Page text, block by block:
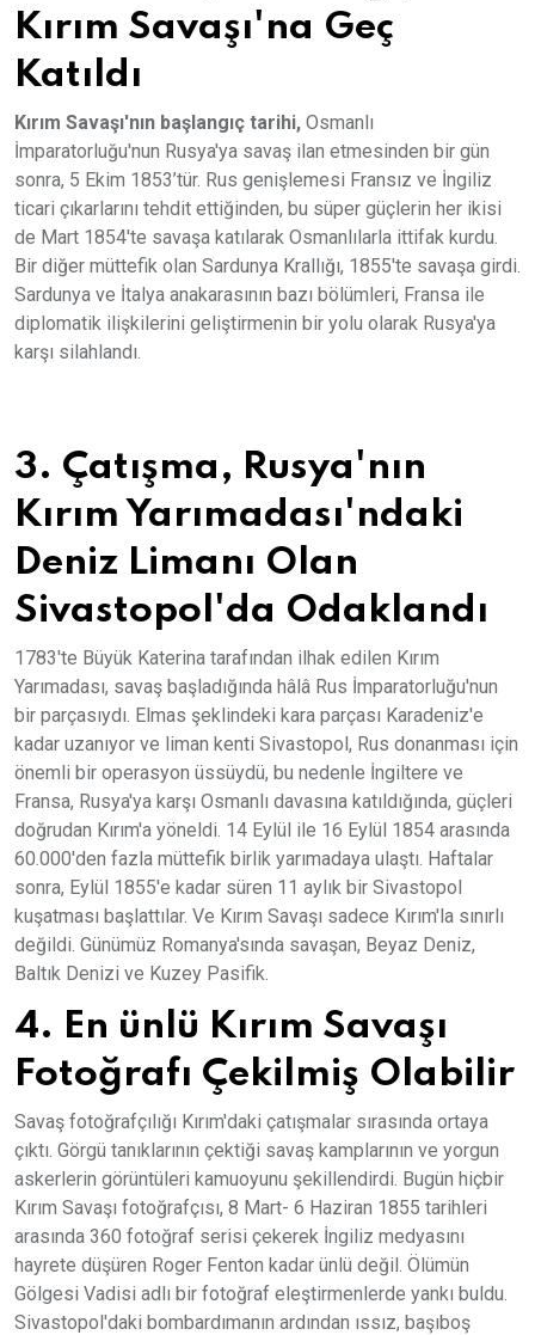
Kırım Savaşı'na Geç
Katıldı
Kırım Savaşı'nın başlangıç tarihi, Osmanlı
İmparatorluğu'nun Rusya'ya savaş ilan etmesinden bir gün
sonra, 5 Ekim 1853’tür. Rus genişlemesi Fransız ve İngiliz
ticari çıkarlarını tehdit ettiğinden, bu süper güçlerin her ikisi
de Mart 1854'te savaşa katılarak Osmanlılarla ittifak kurdu.
Bir diğer müttefik olan Sardunya Krallığı, 1855'te savaşa girdi.
Sardunya ve İtalya anakarasının bazı bölümleri, Fransa ile
diplomatik ilişkilerini geliştirmenin bir yolu olarak Rusya'ya
karşı silahlandı.
3. Çatışma, Rusya'nın
Kırım Yarımadası'ndaki
Deniz Limanı Olan
Sivastopol'da Odaklandı
1783'te Büyük Katerina tarafından ilhak edilen Kırım
Yarımadası, savaş başladığında hâlâ Rus İmparatorluğu'nun
bir parçasıydı. Elmas şeklindeki kara parçası Karadeniz'e
kadar uzanıyor ve liman kenti Sivastopol, Rus donanması için
önemli bir operasyon üssüydü, bu nedenle İngiltere ve
Fransa, Rusya'ya karşı Osmanlı davasına katıldığında, güçleri
doğrudan Kırım'a yöneldi. 14 Eylül ile 16 Eylül 1854 arasında
60.000'den fazla müttefik birlik yarımadaya ulaştı. Haftalar
sonra, Eylül 1855'e kadar süren 11 aylık bir Sivastopol
kuşatması başlattılar. Ve Kırım Savaşı sadece Kırım'la sınırlı
değildi. Günümüz Romanya'sında savaşan, Beyaz Deniz,
Baltık Denizi ve Kuzey Pasifik.
4. En ünlü Kırım Savaşı
Fotoğrafı Çekilmiş Olabilir
Savaş fotoğrafçılığı Kırım'daki çatışmalar sırasında ortaya
çıktı. Görgü tanıklarının çektiği savaş kamplarının ve yorgun
askerlerin görüntüleri kamuoyunu şekillendirdi. Bugün hiçbir
Kırım Savaşı fotoğrafçısı, 8 Mart- 6 Haziran 1855 tarihleri
arasında 360 fotoğraf serisi çekerek İngiliz medyasını
hayrete düşüren Roger Fenton kadar ünlü değil. Ölümün
Gölgesi Vadisi adlı bir fotoğraf eleştirmenlerde yankı buldu.
Sivastopol'daki bombardımanın ardından ıssız, başıboş